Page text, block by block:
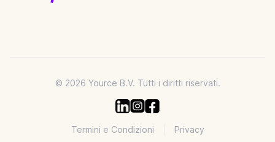
© 2026 Yource B.V. Tutti i diritti riservati.
Termini e Condizioni Privacy